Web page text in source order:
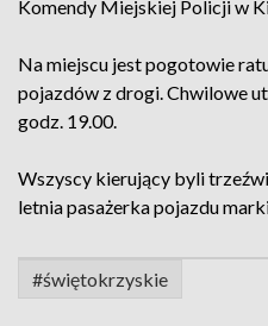
Komendy Miejskiej Policji w
Na miejscu jest pogotowie
pojazdów z drogi. Chwilowe
godz. 19.00.
Wszyscy kierujący byli
letnia pasażerka pojazdu
#świętokrzyskie